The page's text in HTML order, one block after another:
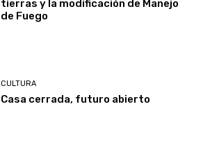
tierras y la modificación de Manejo
de Fuego
CULTURA
Casa cerrada, futuro abierto